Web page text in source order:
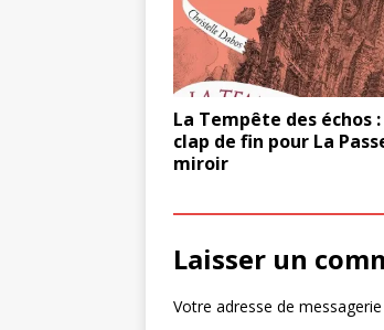
La Tempête des échos :
clap de fin pour La
miroir
Laisser un
Votre adresse de